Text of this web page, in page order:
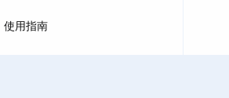
使用指南